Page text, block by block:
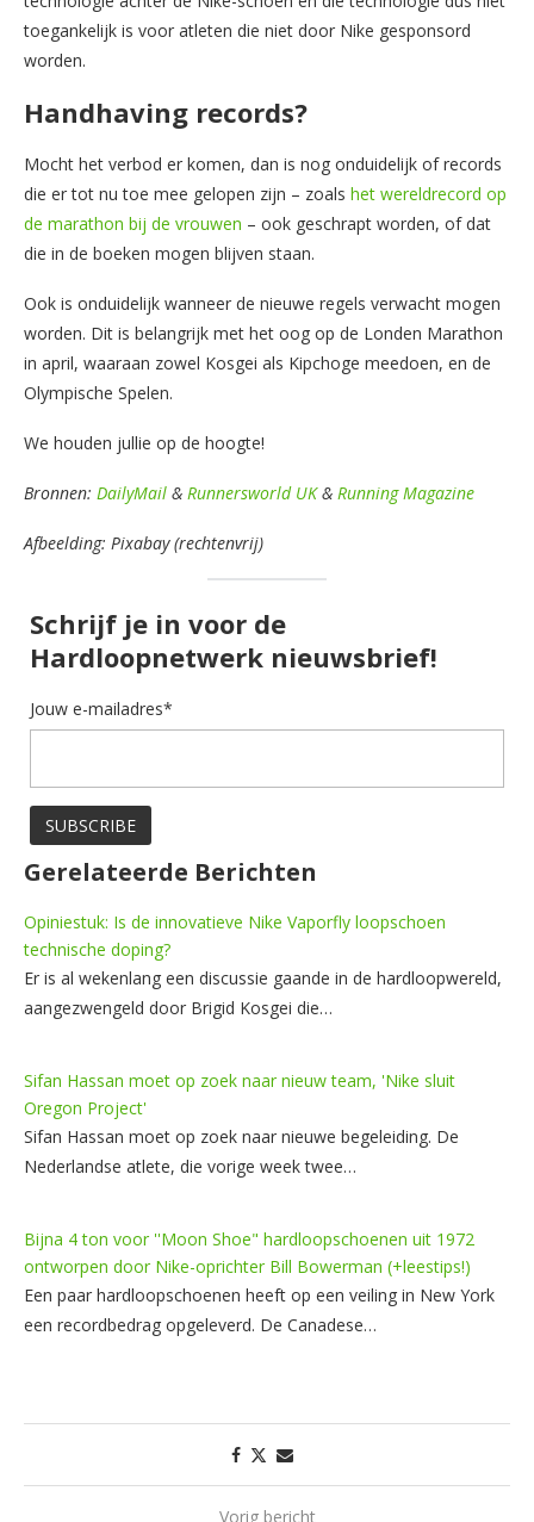
toegankelijk is voor atleten die niet door Nike gesponsord
worden.
Handhaving records?
Mocht het verbod er komen, dan is nog onduidelijk of records
die er tot nu toe mee gelopen zijn – zoals het wereldrecord op
de marathon bij de vrouwen – ook geschrapt worden, of dat
die in de boeken mogen blijven staan.
Ook is onduidelijk wanneer de nieuwe regels verwacht mogen
worden. Dit is belangrijk met het oog op de Londen Marathon
in april, waaraan zowel Kosgei als Kipchoge meedoen, en de
Olympische Spelen.
We houden jullie op de hoogte!
Bronnen: DailyMail & Runnersworld UK& Running Magazine
Afbeelding: Pixabay (rechtenvrij)
Schrijf je in voor de
Hardloopnetwerk nieuwsbrief!
Jouw e-mailadres*
Gerelateerde Berichten
Opiniestuk: Is de innovatieve Nike Vaporfly loopschoen
technische doping?
Er is al wekenlang een discussie gaande in de hardloopwereld,
aangezwengeld door Brigid Kosgei die…
Sifan Hassan moet op zoek naar nieuw team, 'Nike sluit
Oregon Project'
Sifan Hassan moet op zoek naar nieuwe begeleiding. De
Nederlandse atlete, die vorige week twee…
Bijna 4 ton voor ''Moon Shoe" hardloopschoenen uit 1972
ontworpen door Nike-oprichter Bill Bowerman (+leestips!)
Een paar hardloopschoenen heeft op een veiling in New York
een recordbedrag opgeleverd. De Canadese…
Vorig bericht